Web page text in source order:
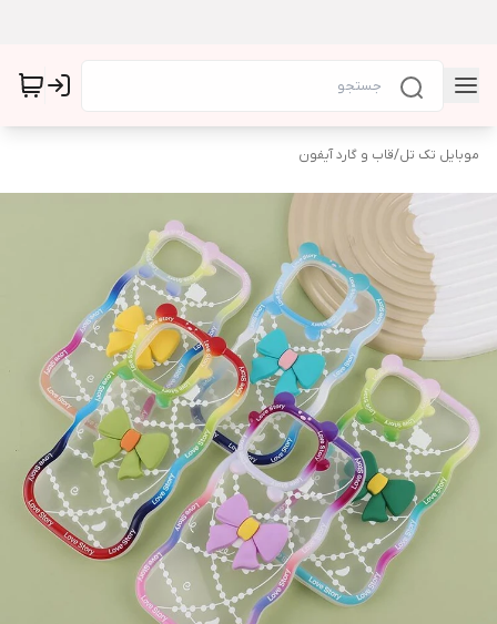
موبایل تک تل/قاب و گارد آیفون